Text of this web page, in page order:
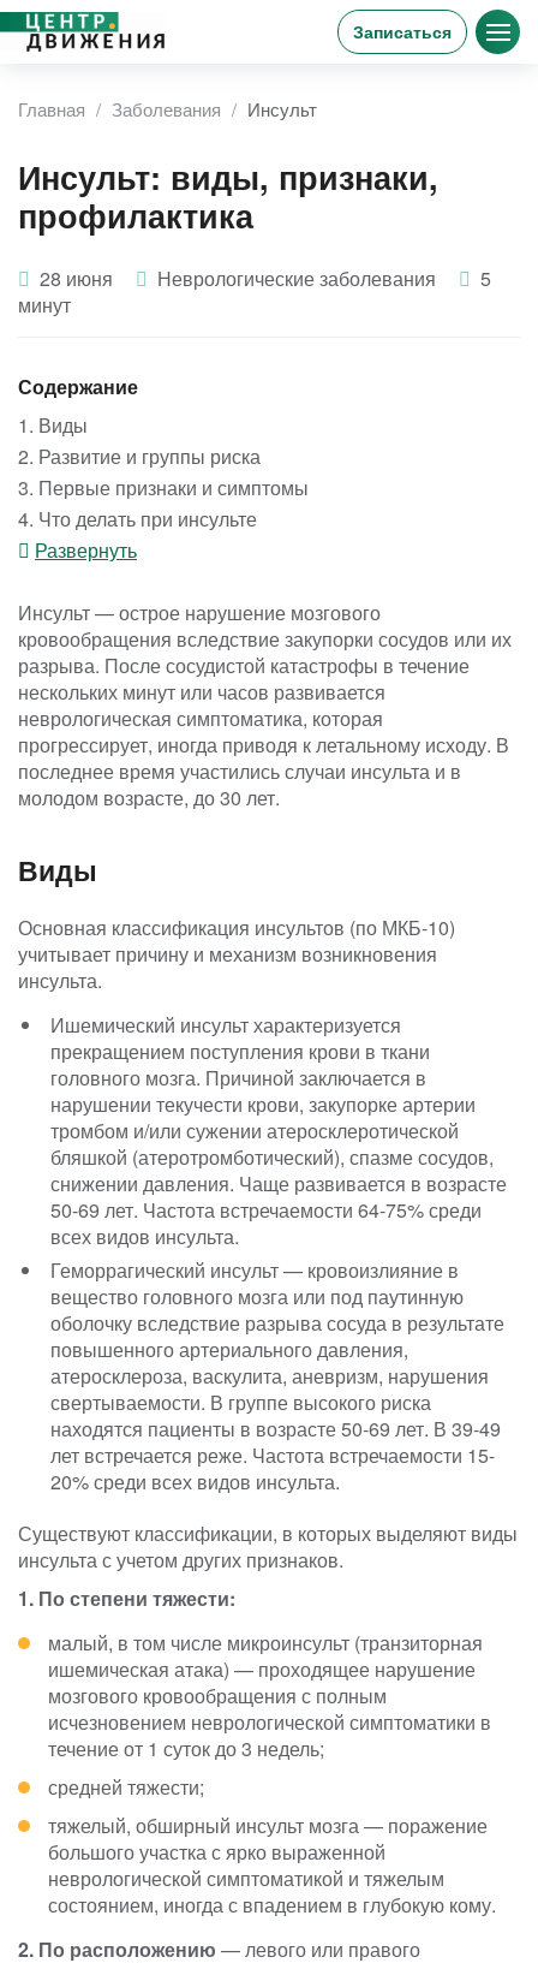
Записаться
Главная Заболевания Инсульт
Инсульт: виды, признаки,
профилактика
28 июня Неврологические заболевания
5
минут
Содержание
1. Виды
2. Развитие и группы риска
3. Первые признаки и симптомы
4. Что делать при инсульте
Развернуть
Инсульт — острое нарушение мозгового
кровообращения вследствие закупорки сосудов или их
разрыва. После сосудистой катастрофы в течение
нескольких минут или часов развивается
неврологическая симптоматика, которая
прогрессирует, иногда приводя к летальному исходу. В
последнее время участились случаи инсульта и в
молодом возрасте, до 30 лет.
Виды
Основная классификация инсультов (по МКБ-10)
учитывает причину и механизм возникновения
инсульта.
Ишемический инсульт характеризуется
прекращением поступления крови в ткани
головного мозга. Причиной заключается в
нарушении текучести крови, закупорке артерии
тромбом и/или сужении атеросклеротической
бляшкой (атеротромботический), спазме сосудов,
снижении давления. Чаще развивается в возрасте
50-69 лет. Частота встречаемости 64-75% среди
всех видов инсульта.
Геморрагический инсульт — кровоизлияние в
вещество головного мозга или под паутинную
оболочку вследствие разрыва сосуда в результате
повышенного артериального давления,
атеросклероза, васкулита, аневризм, нарушения
свертываемости. В группе высокого риска
находятся пациенты в возрасте 50-69 лет. В 39-49
лет встречается реже. Частота встречаемости 15-
20% среди всех видов инсульта.
Существуют классификации, в которых выделяют виды
инсульта с учетом других признаков.
1. По степени тяжести:
малый, в том числе микроинсульт (транзиторная
ишемическая атака) — проходящее нарушение
мозгового кровообращения с полным
исчезновением неврологической симптоматики в
течение от 1 суток до 3 недель;
средней тяжести;
тяжелый, обширный инсульт мозга — поражение
большого участка с ярко выраженной
неврологической симптоматикой и тяжелым
состоянием, иногда с впадением в глубокую кому.
2. По расположению — левого или правого